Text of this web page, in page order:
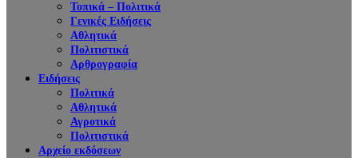
Τοπικά – Πολιτικά
Γενικές Ειδήσεις
Αθλητικά
Πολιτιστικά
Αρθρογραφία
Ειδήσεις
Πολιτικά
Αθλητικά
Αγροτικά
Πολιτιστικά
Αρχείο εκδόσεων